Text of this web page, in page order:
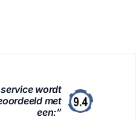
service wordt
met
een:”